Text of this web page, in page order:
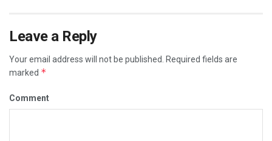
Leave a Reply
Your email address will not be published.
Required fields are
marked *
Comment